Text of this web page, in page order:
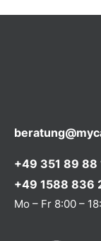
+49 351 89 88
+49 1588 836
Mo – Fr 8:00 –